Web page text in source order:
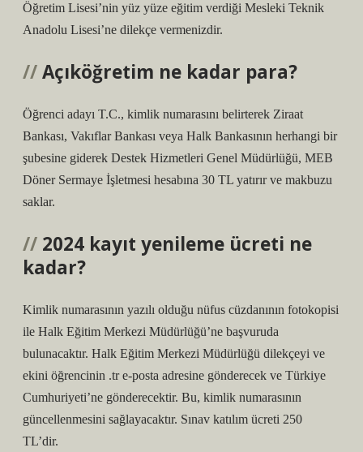
Öğretim Lisesi’nin yüz yüze eğitim verdiği Mesleki Teknik
Anadolu Lisesi’ne dilekçe vermenizdir.
Açıköğretim ne kadar para?
Öğrenci adayı T.C., kimlik numarasını belirterek Ziraat
Bankası, Vakıflar Bankası veya Halk Bankasının herhangi bir
şubesine giderek Destek Hizmetleri Genel Müdürlüğü, MEB
Döner Sermaye İşletmesi hesabına 30 TL yatırır ve makbuzu
saklar.
2024 kayıt yenileme ücreti ne
kadar?
Kimlik numarasının yazılı olduğu nüfus cüzdanının fotokopisi
ile Halk Eğitim Merkezi Müdürlüğü’ne başvuruda
bulunacaktır. Halk Eğitim Merkezi Müdürlüğü dilekçeyi ve
ekini öğrencinin .tr e-posta adresine gönderecek ve Türkiye
Cumhuriyeti’ne gönderecektir. Bu, kimlik numarasının
güncellenmesini sağlayacaktır. Sınav katılım ücreti 250
TL’dir.